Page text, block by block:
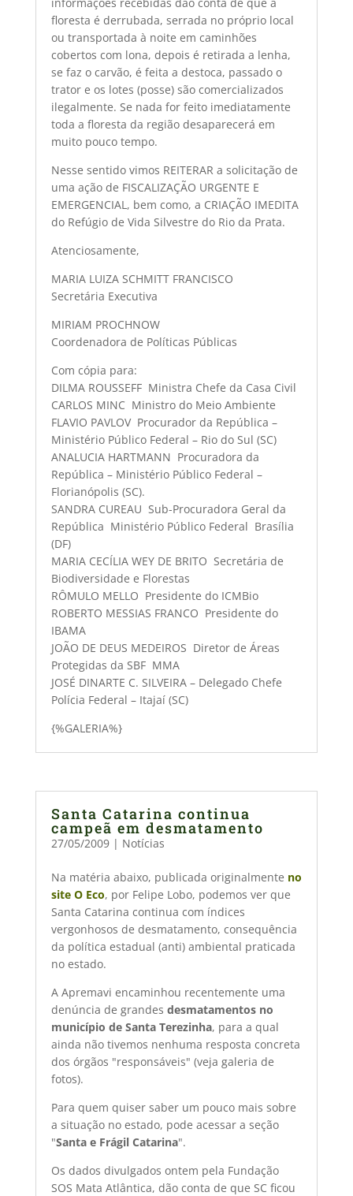
floresta é derrubada, serrada no próprio local
ou transportada à noite em caminhões
cobertos com lona, depois é retirada a lenha,
se faz o carvão, é feita a destoca, passado o
trator e os lotes (posse) são comercializados
ilegalmente. Se nada for feito imediatamente
toda a floresta da região desaparecerá em
muito pouco tempo.
Nesse sentido vimos REITERAR a solicitação de
uma ação de FISCALIZAÇÃO URGENTE E
EMERGENCIAL, bem como, a CRIAÇÃO IMEDITA
do Refúgio de Vida Silvestre do Rio da Prata.
Atenciosamente,
MARIA LUIZA SCHMITT FRANCISCO
Secretária Executiva
MIRIAM PROCHNOW
Coordenadora de Políticas Públicas
Com cópia para:
DILMA ROUSSEFF  Ministra Chefe da Casa Civil
CARLOS MINC  Ministro do Meio Ambiente
FLAVIO PAVLOV  Procurador da República –
Ministério Público Federal – Rio do Sul (SC)
ANALUCIA HARTMANN  Procuradora da
República – Ministério Público Federal –
Florianópolis (SC).
SANDRA CUREAU  Sub-Procuradora Geral da
República  Ministério Público Federal  Brasília
(DF)
MARIA CECÍLIA WEY DE BRITO  Secretária de
Biodiversidade e Florestas
RÔMULO MELLO  Presidente do ICMBio
ROBERTO MESSIAS FRANCO  Presidente do
IBAMA
JOÃO DE DEUS MEDEIROS  Diretor de Áreas
Protegidas da SBF  MMA
JOSÉ DINARTE C. SILVEIRA – Delegado Chefe 
Polícia Federal – Itajaí (SC)
{%GALERIA%}
Santa Catarina continua
campeã em desmatamento
27/05/2009| Notícias
Na matéria abaixo, publicada originalmente no
site O Eco, por Felipe Lobo, podemos ver que
Santa Catarina continua com índices
vergonhosos de desmatamento, consequência
da política estadual (anti) ambiental praticada
no estado.
A Apremavi encaminhou recentemente uma
denúncia de grandes desmatamentos no
município de Santa Terezinha, para a qual
ainda não tivemos nenhuma resposta concreta
dos órgãos "responsáveis" (veja galeria de
fotos).
Para quem quiser saber um pouco mais sobre
a situação no estado, pode acessar a seção
"Santa e Frágil Catarina".
Os dados divulgados ontem pela Fundação
SOS Mata Atlântica, dão conta de que SC ficou